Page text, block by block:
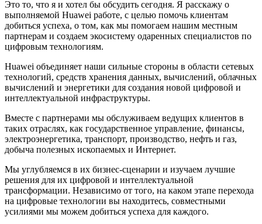
Это то, что я и хотел бы обсудить сегодня. Я расскажу о
выполняемой Huawei работе, с целью помочь клиентам
добиться успеха, о том, как мы помогаем нашим местным
партнерам и создаем экосистему одаренных специалистов по
цифровым технологиям.
Huawei объединяет наши сильные стороны в области сетевых
технологий, средств хранения данных, вычислений, облачных
вычислений и энергетики для создания новой цифровой и
интеллектуальной инфраструктуры.
Вместе с партнерами мы обслуживаем ведущих клиентов в
таких отраслях, как государственное управление, финансы,
электроэнергетика, транспорт, производство, нефть и газ,
добыча полезных ископаемых и Интернет.
Мы углубляемся в их бизнес-сценарии и изучаем лучшие
решения для их цифровой и интеллектуальной
трансформации. Независимо от того, на каком этапе перехода
на цифровые технологии вы находитесь, совместными
усилиями мы можем добиться успеха для каждого.